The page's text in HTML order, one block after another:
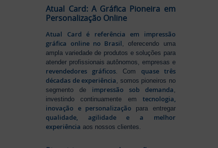
Atual Card: A Gráfica Pioneira em
Personalização Online
Atual Card é referência em impressão
gráfica online no Brasil , oferecendo uma
ampla variedade de produtos e soluções para
atender profissionais autônomos, empresas e
revendedores gráficos. Comquase três
décadas de experiência , somos pioneiros no
segmento de impressão sob demanda
investindo continuamente em tecnologia,
inovação e personalização para entregar
qualidade, agilidade e a melhor
experiência aos nossos clientes.